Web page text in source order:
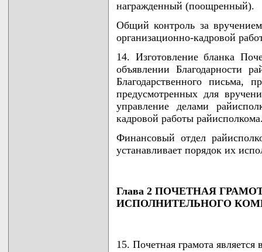
награжденный (поощренный).
Общий контроль за
организационно-кадровой
14. Изготовление бланка
объявлении Благодарности
Благодарственного письма,
предусмотренных для
управление делами
кадровой работы
Финансовый отдел
устанавливает порядок их
Глава 2 ПОЧЕТНАЯ
ИСПОЛНИТЕЛЬНОГО
15. Почетная грамота